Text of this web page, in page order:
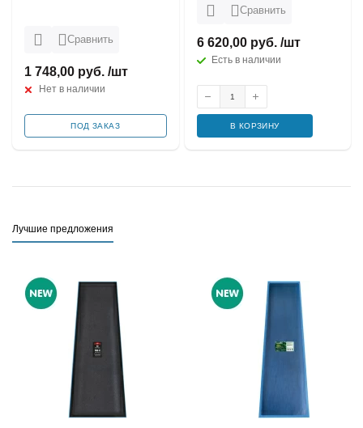
Сравнить
1 748,00 руб. /шт
Нет в наличии
ПОД ЗАКАЗ
Сравнить
6 620,00 руб. /шт
Есть в наличии
В КОРЗИНУ
Лучшие предложения